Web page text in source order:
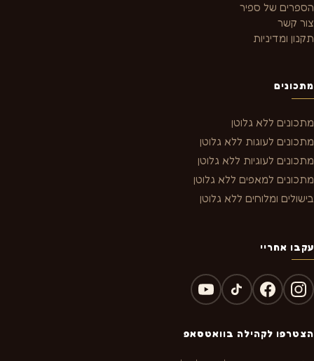
הספרים של ספיר
צור קשר
תקנון ומדיניות
מתכונים
מתכונים ללא גלוטן
מתכונים לעוגות ללא גלוטן
מתכונים לעוגיות ללא גלוטן
מתכונים למאפים ללא גלוטן
בישולים ומלוחים ללא גלוטן
עקבו אחריי
הצטרפו לקהילה בוואטסאפ